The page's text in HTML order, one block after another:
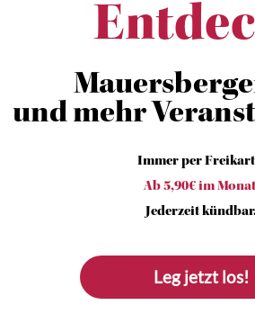
und mehr
Immer per
Ab 5,90€ im
Jederzeit
Leg jetzt los!